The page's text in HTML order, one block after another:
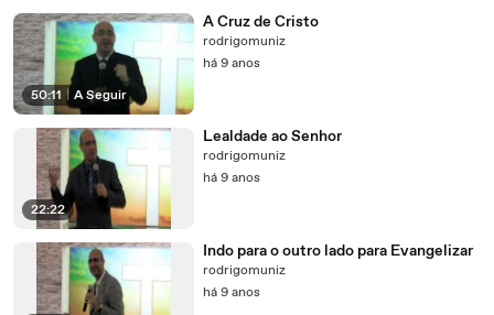
50:11 | A Seguir
A Cruz de Cristo
rodrigomuniz
há 9 anos
22:22
Lealdade ao Senhor
rodrigomuniz
há 9 anos
Indo para o outro lado para Evangelizar
rodrigomuniz
há 9 anos